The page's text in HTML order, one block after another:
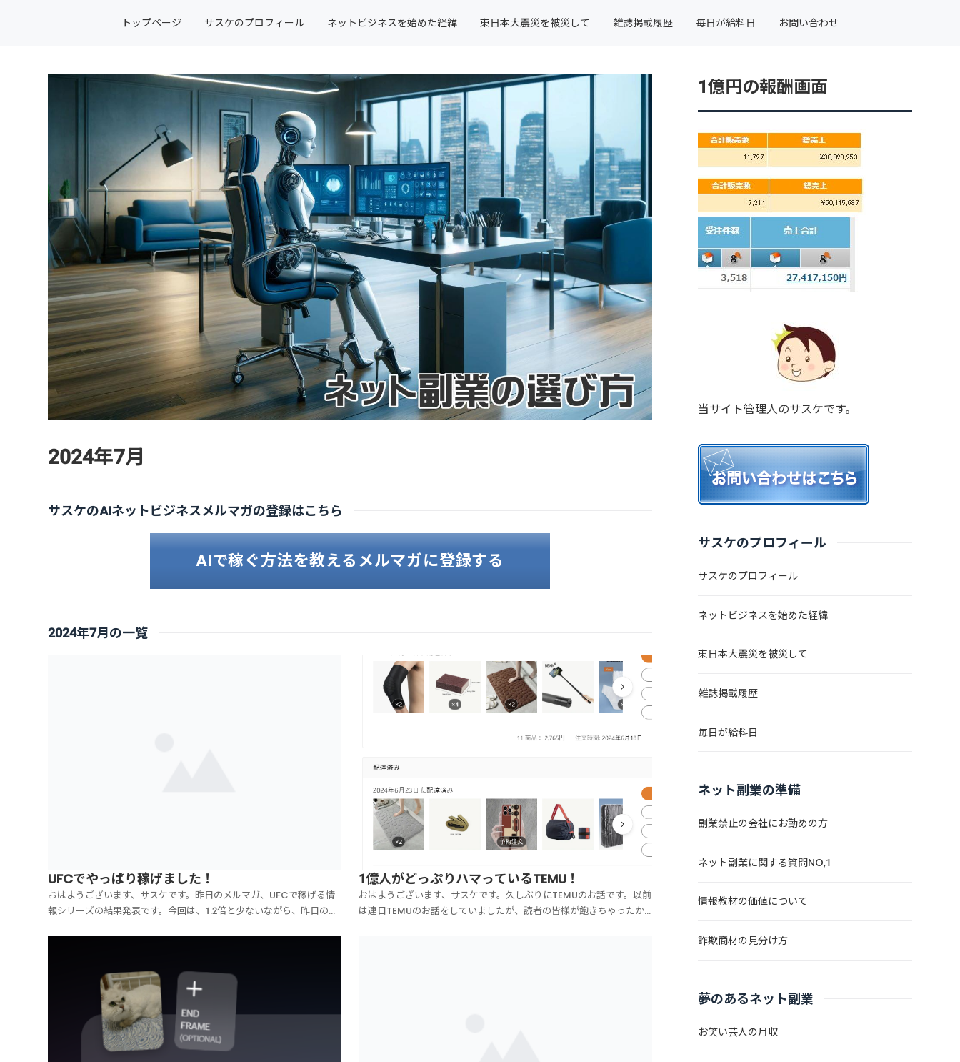
トップページ サスケのプロフィール ネットビジネスを始めた経緯 東日本大震災を被災して 雑誌掲載履歴 毎日が給料日 お問い合わせ
2024年7月
サスケのAIネットビジネスメルマガの登録はこちら
AIで稼ぐ方法を教えるメルマガに登録する
2024年7月の一覧
UFCでやっぱり稼げました！
おはようございます、サスケです。昨日のメルマガ、UFCで稼げる情
報シリーズの結果発表です。今回は、1.2倍と少ないながら、昨日の
1億人がどっぷりハマっているTEMU！
おはようございます、サスケです。久しぶりにTEMUのお話です。以前
は連日TEMUのお話をしていましたが、読者の皆様が飽きちゃったか
1億円の報酬画面
当サイト管理人のサスケです。
サスケのプロフィール
サスケのプロフィール
ネットビジネスを始めた経緯
東日本大震災を被災して
雑誌掲載履歴
毎日が給料日
ネット副業の準備
副業禁止の会社にお勤めの方
ネット副業に関する質問NO,1
情報教材の価値について
詐欺商材の見分け方
夢のあるネット副業
お笑い芸人の月収